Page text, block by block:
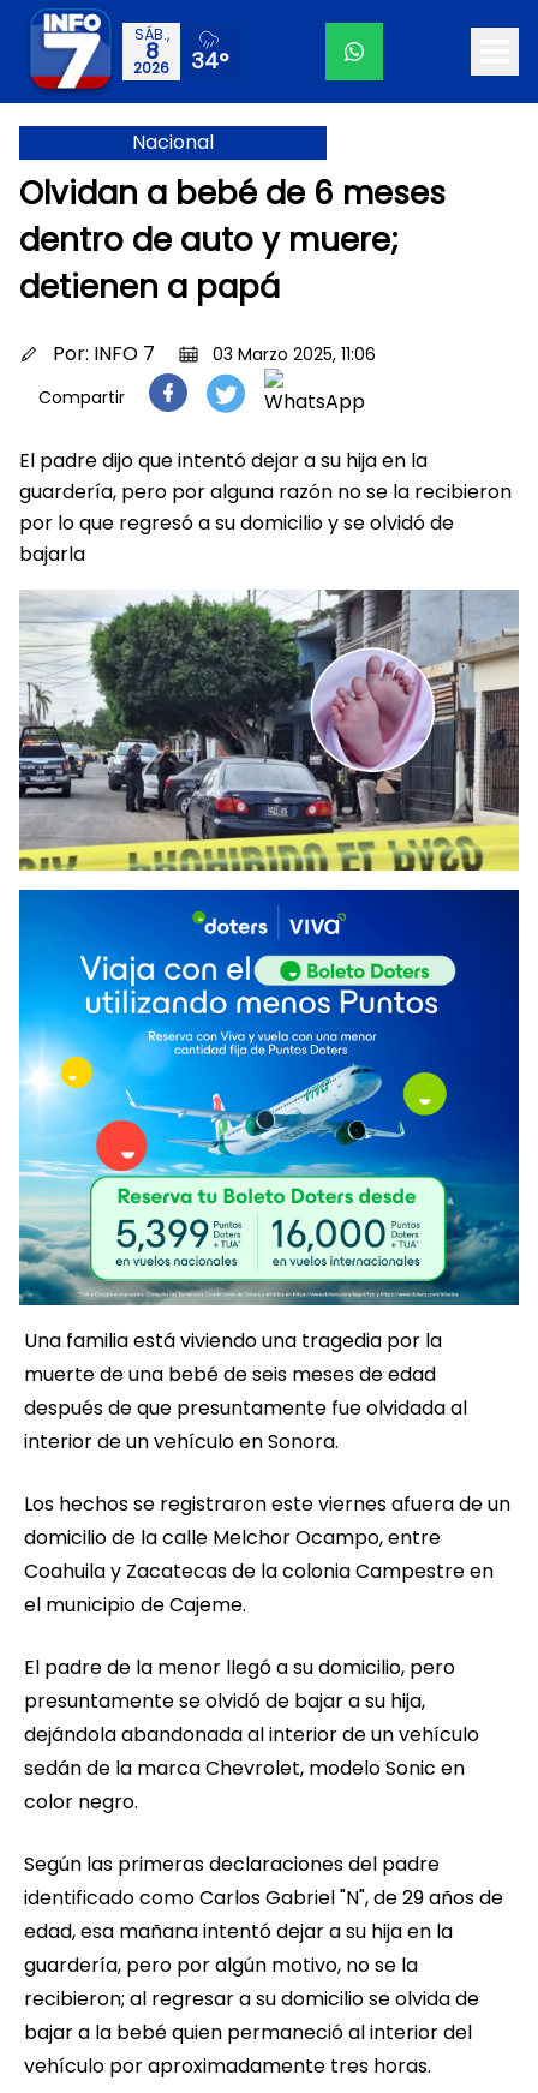
SÁB.,
8
2026 34°
Nacional
Olvidan a bebé de 6 meses
dentro de auto y muere;
detienen a papá
Por: INFO 7
03 Marzo 2025, 11:06
Compartir
El padre dijo que intentó dejar a su hija en la
guardería, pero por alguna razón no se la recibieron
por lo que regresó a su domicilio y se olvidó de
bajarla
Una familia está viviendo una tragedia por la
muerte de una bebé de seis meses de edad
después de que presuntamente fue olvidada al
interior de un vehículo en Sonora.
Los hechos se registraron este viernes afuera de un
domicilio de la calle Melchor Ocampo, entre
Coahuila y Zacatecas de la colonia Campestre en
el municipio de Cajeme.
El padre de la menor llegó a su domicilio, pero
presuntamente se olvidó de bajar a su hija,
dejándola abandonada al interior de un vehículo
sedán de la marca Chevrolet, modelo Sonic en
color negro.
Según las primeras declaraciones del padre
identificado como Carlos Gabriel "N", de 29 años de
edad, esa mañana intentó dejar a su hija en la
guardería, pero por algún motivo, no se la
recibieron; al regresar a su domicilio se olvida de
bajar a la bebé quien permaneció al interior del
vehículo por aproximadamente tres horas.